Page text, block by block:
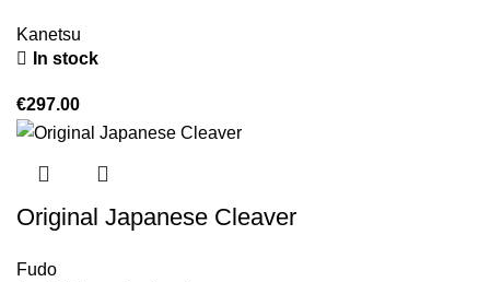
Kanetsu
In stock
€297.00
Original Japanese Cleaver
Fudo